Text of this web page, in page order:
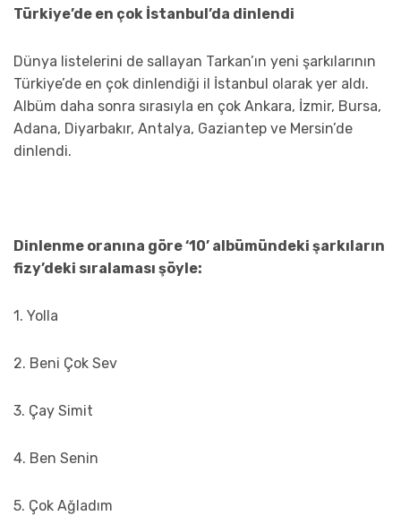
Türkiye’de en çok İstanbul’da dinlendi
Dünya listelerini de sallayan Tarkan’ın yeni şarkılarının
Türkiye’de en çok dinlendiği il İstanbul olarak yer aldı.
Albüm daha sonra sırasıyla en çok Ankara, İzmir, Bursa,
Adana, Diyarbakır, Antalya, Gaziantep ve Mersin’de
dinlendi.
Dinlenme oranına göre ‘10’ albümündeki şarkıların
fizy’deki sıralaması şöyle:
1. Yolla
2. Beni Çok Sev
3. Çay Simit
4. Ben Senin
5. Çok Ağladım